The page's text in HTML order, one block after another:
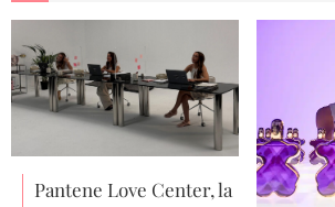
Pantene Love Center, la